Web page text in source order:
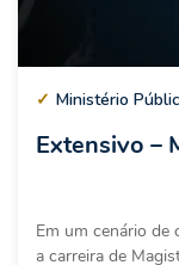
✓ Ministério
Extensivo –
Em um cenário de
a carreira de